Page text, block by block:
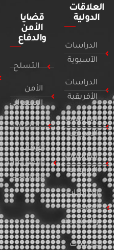
العلاقات
الدولية
الدراسات
الآسيوية
الدراسات
الأفريقية
الدراسات
الأمريكية
الدراسات
الأوروبية
الدراسات
العربية
والإقليمية
الدراسات
قضايا
الأمن
والدفاع
التسلح
الأمن
السيبراني
التطرف
الإرهاب
والصراعات
المسلحة